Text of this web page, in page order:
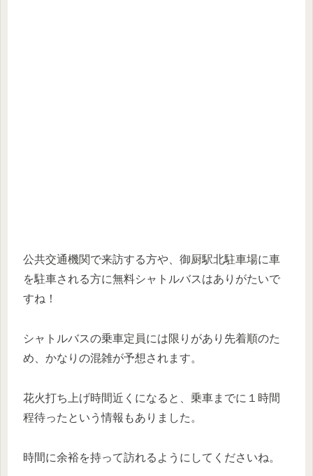
公共交通機関で来訪する方や、御厨駅北駐車場に車
を駐車される方に無料シャトルバスはありがたいで
すね！
シャトルバスの乗車定員には限りがあり先着順のた
め、かなりの混雑が予想されます。
花火打ち上げ時間近くになると、乗車までに１時間
程待ったという情報もありました。
時間に余裕を持って訪れるようにしてくださいね。